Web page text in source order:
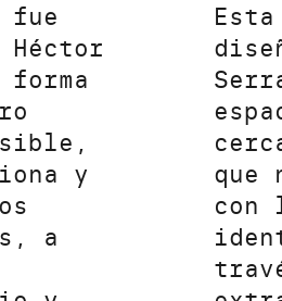
fue
Héctor
forma
y
a
que
con